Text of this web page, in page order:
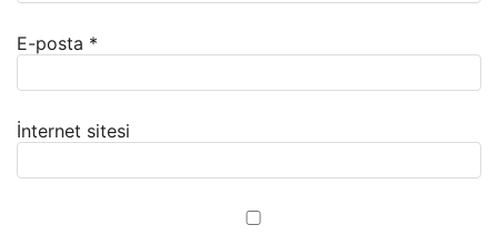
E-posta *
İnternet sitesi